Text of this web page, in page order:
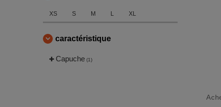
XS S M L XL
caractéristique
Capuche (1)